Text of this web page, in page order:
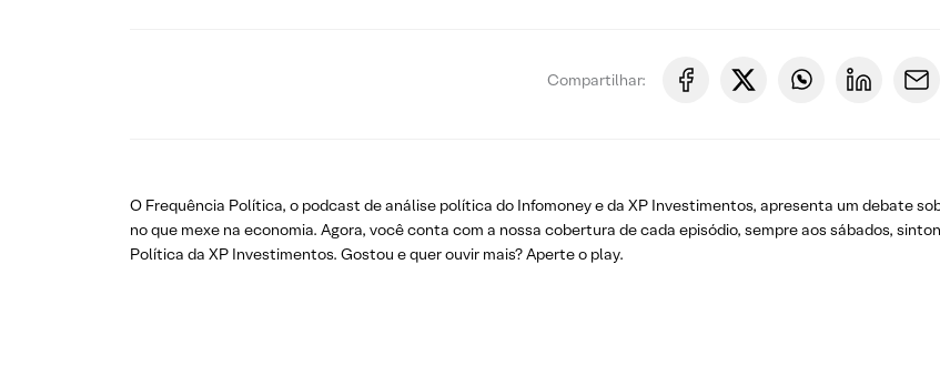
Compartilhar:
O Frequência Política, o podcast de análise política do Infomoney e da XP Investimentos, apresenta um debate
no que mexe na economia. Agora, você conta com a nossa cobertura de cada episódio, sempre aos sábados,
Política da XP Investimentos. Gostou e quer ouvir mais? Aperte o play.